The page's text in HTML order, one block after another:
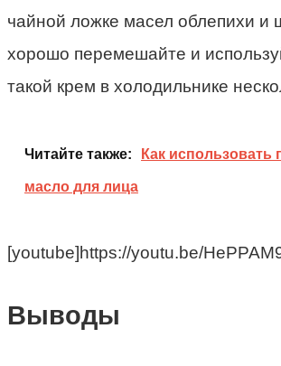
чайной ложке масел облепихи и
хорошо перемешайте и
такой крем в холодильнике
Читайте также: Как использовать
масло для лица
[youtube]https://youtu.be/
Выводы